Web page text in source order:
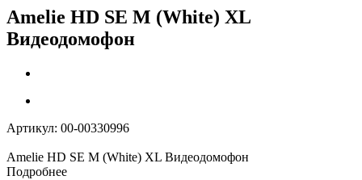
Amelie HD SE M (White) XL
Видеодомофон
Артикул: 00-00330996
Amelie HD SE M (White) XL Видеодомофон
Подробнее